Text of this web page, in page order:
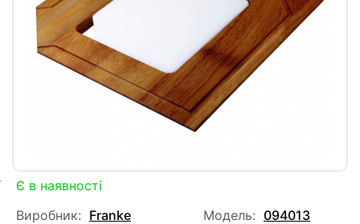
Є в наявності
Виробник: Franke Модель: 094013